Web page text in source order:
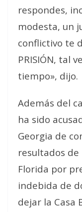
respondes,
modesta, un
conflictivo te
PRISIÓN, tal
tiempo», dijo.
Además del
ha sido
Georgia de
resultados de
Florida por
indebida de
dejar la Casa